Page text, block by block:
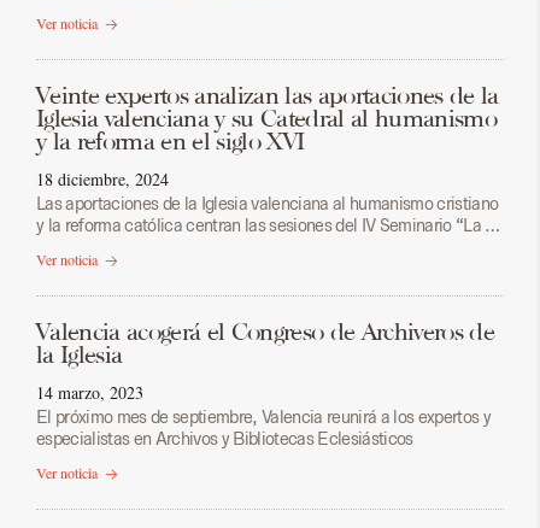
Ver noticia
Veinte expertos analizan las aportaciones de la
Iglesia valenciana y su Catedral al humanismo
y la reforma en el siglo XVI
18 diciembre, 2024
Las aportaciones de la Iglesia valenciana al humanismo cristiano
y la reforma católica centran las sesiones del IV Seminario “La …
Ver noticia
Valencia acogerá el Congreso de Archiveros de
la Iglesia
14 marzo, 2023
El próximo mes de septiembre, Valencia reunirá a los expertos y
especialistas en Archivos y Bibliotecas Eclesiásticos
Ver noticia